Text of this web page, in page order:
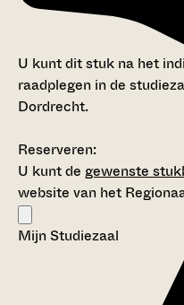
U kunt dit stuk na het
raadplegen in de
Dordrecht.
Reserveren:
U kunt de gewenste
website van het
Mijn Studiezaal